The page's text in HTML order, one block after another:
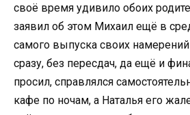
своё время удивило обоих
заявил об этом Михаил ещё в
самого выпуска своих
сразу, без пересдач, да ещё и
просил, справлялся
кафе по ночам, а Наталья его